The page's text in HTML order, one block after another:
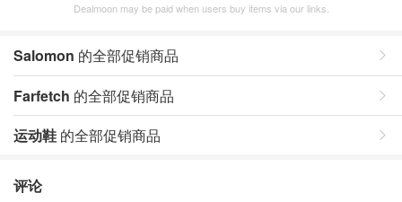
Dealmoon may be paid when users buy items via our links.
Salomon 的全部促销商品
Farfetch 的全部促销商品
运动鞋 的全部促销商品
评论